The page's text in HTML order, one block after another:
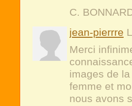
C.
jean-pierrre
Merci
images de
femme et
nous avons